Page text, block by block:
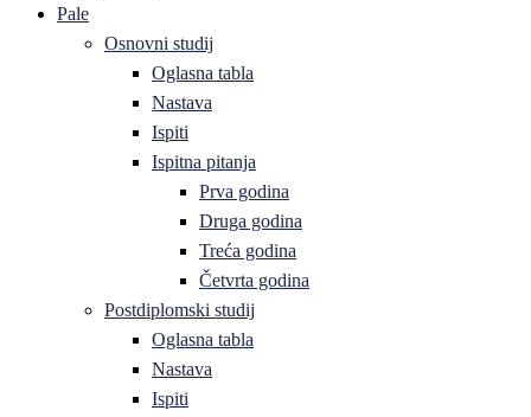
Pale
Osnovni studij
Oglasna tabla
Nastava
Ispiti
Ispitna pitanja
Prva godina
Druga godina
Treća godina
Četvrta godina
Postdiplomski studij
Oglasna tabla
Nastava
Ispiti